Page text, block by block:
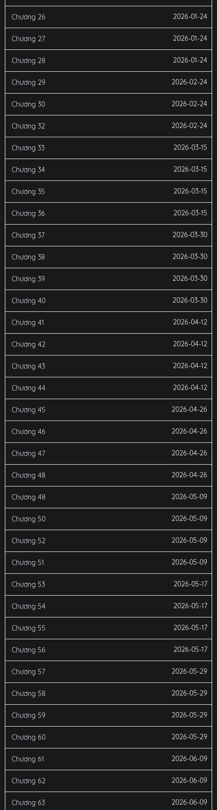
Chương 26 2026-01-24
Chương 27 2026-01-24
Chương 28 2026-01-24
Chương 29 2026-02-24
Chương 30 2026-02-24
Chương 32 2026-02-24
Chương 33 2026-03-15
Chương 34 2026-03-15
Chương 35 2026-03-15
Chương 36 2026-03-15
Chương 37 2026-03-30
Chương 38 2026-03-30
Chương 39 2026-03-30
Chương 40 2026-03-30
Chương 41 2026-04-12
Chương 42 2026-04-12
Chương 43 2026-04-12
Chương 44 2026-04-12
Chương 45 2026-04-26
Chương 46 2026-04-26
Chương 47 2026-04-26
Chương 48 2026-04-26
Chương 48 2026-05-09
Chương 50 2026-05-09
Chương 52 2026-05-09
Chương 51 2026-05-09
Chương 53 2026-05-17
Chương 54 2026-05-17
Chương 55 2026-05-17
Chương 56 2026-05-17
Chương 57 2026-05-29
Chương 58 2026-05-29
Chương 59 2026-05-29
Chương 60 2026-05-29
Chương 61 2026-06-09
Chương 62 2026-06-09
Chương 63 2026-06-09